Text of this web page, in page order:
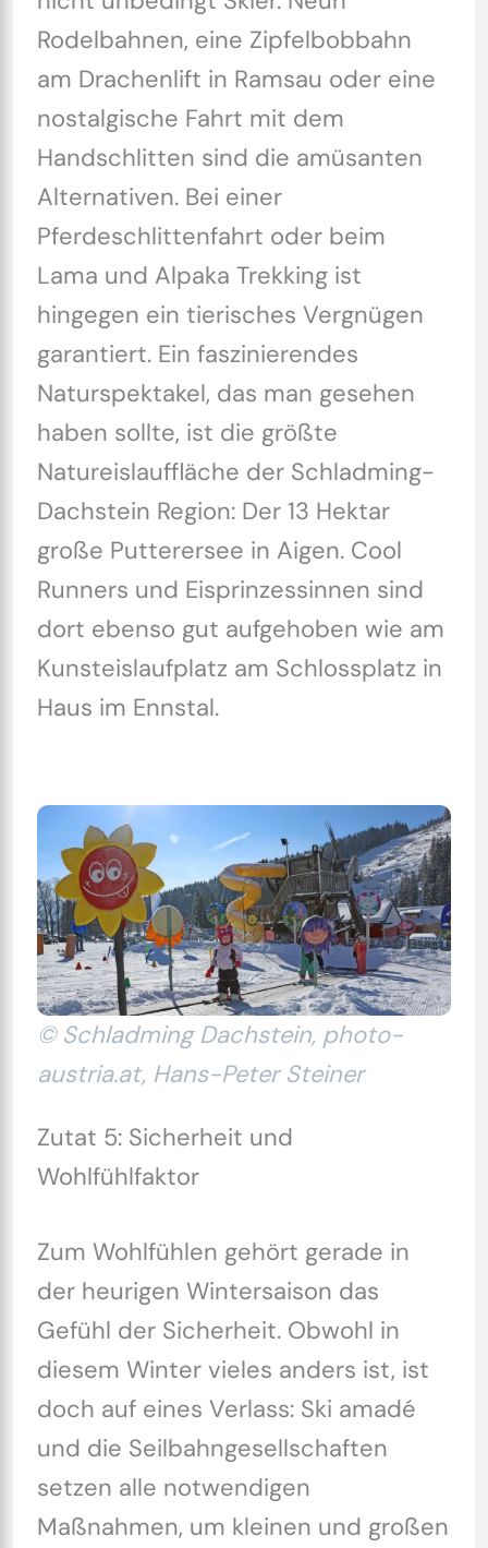
Rodelbahnen, eine Zipfelbobbahn
am Drachenlift in Ramsau oder eine
nostalgische Fahrt mit dem
Handschlitten sind die amüsanten
Alternativen. Bei einer
Pferdeschlittenfahrt oder beim
Lama und Alpaka Trekking ist
hingegen ein tierisches Vergnügen
garantiert. Ein faszinierendes
Naturspektakel, das man gesehen
haben sollte, ist die größte
Natureislauffläche der Schladming-
Dachstein Region: Der 13 Hektar
große Putterersee in Aigen. Cool
Runners und Eisprinzessinnen sind
dort ebenso gut aufgehoben wie am
Kunsteislaufplatz am Schlossplatz in
Haus im Ennstal.
© Schladming Dachstein, photo-
austria.at, Hans-Peter Steiner
Zutat 5: Sicherheit und
Wohlfühlfaktor
Zum Wohlfühlen gehört gerade in
der heurigen Wintersaison das
Gefühl der Sicherheit. Obwohl in
diesem Winter vieles anders ist, ist
doch auf eines Verlass: Ski amadé
und die Seilbahngesellschaften
setzen alle notwendigen
Maßnahmen, um kleinen und großen